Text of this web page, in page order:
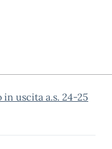
uscita a.s. 24-25